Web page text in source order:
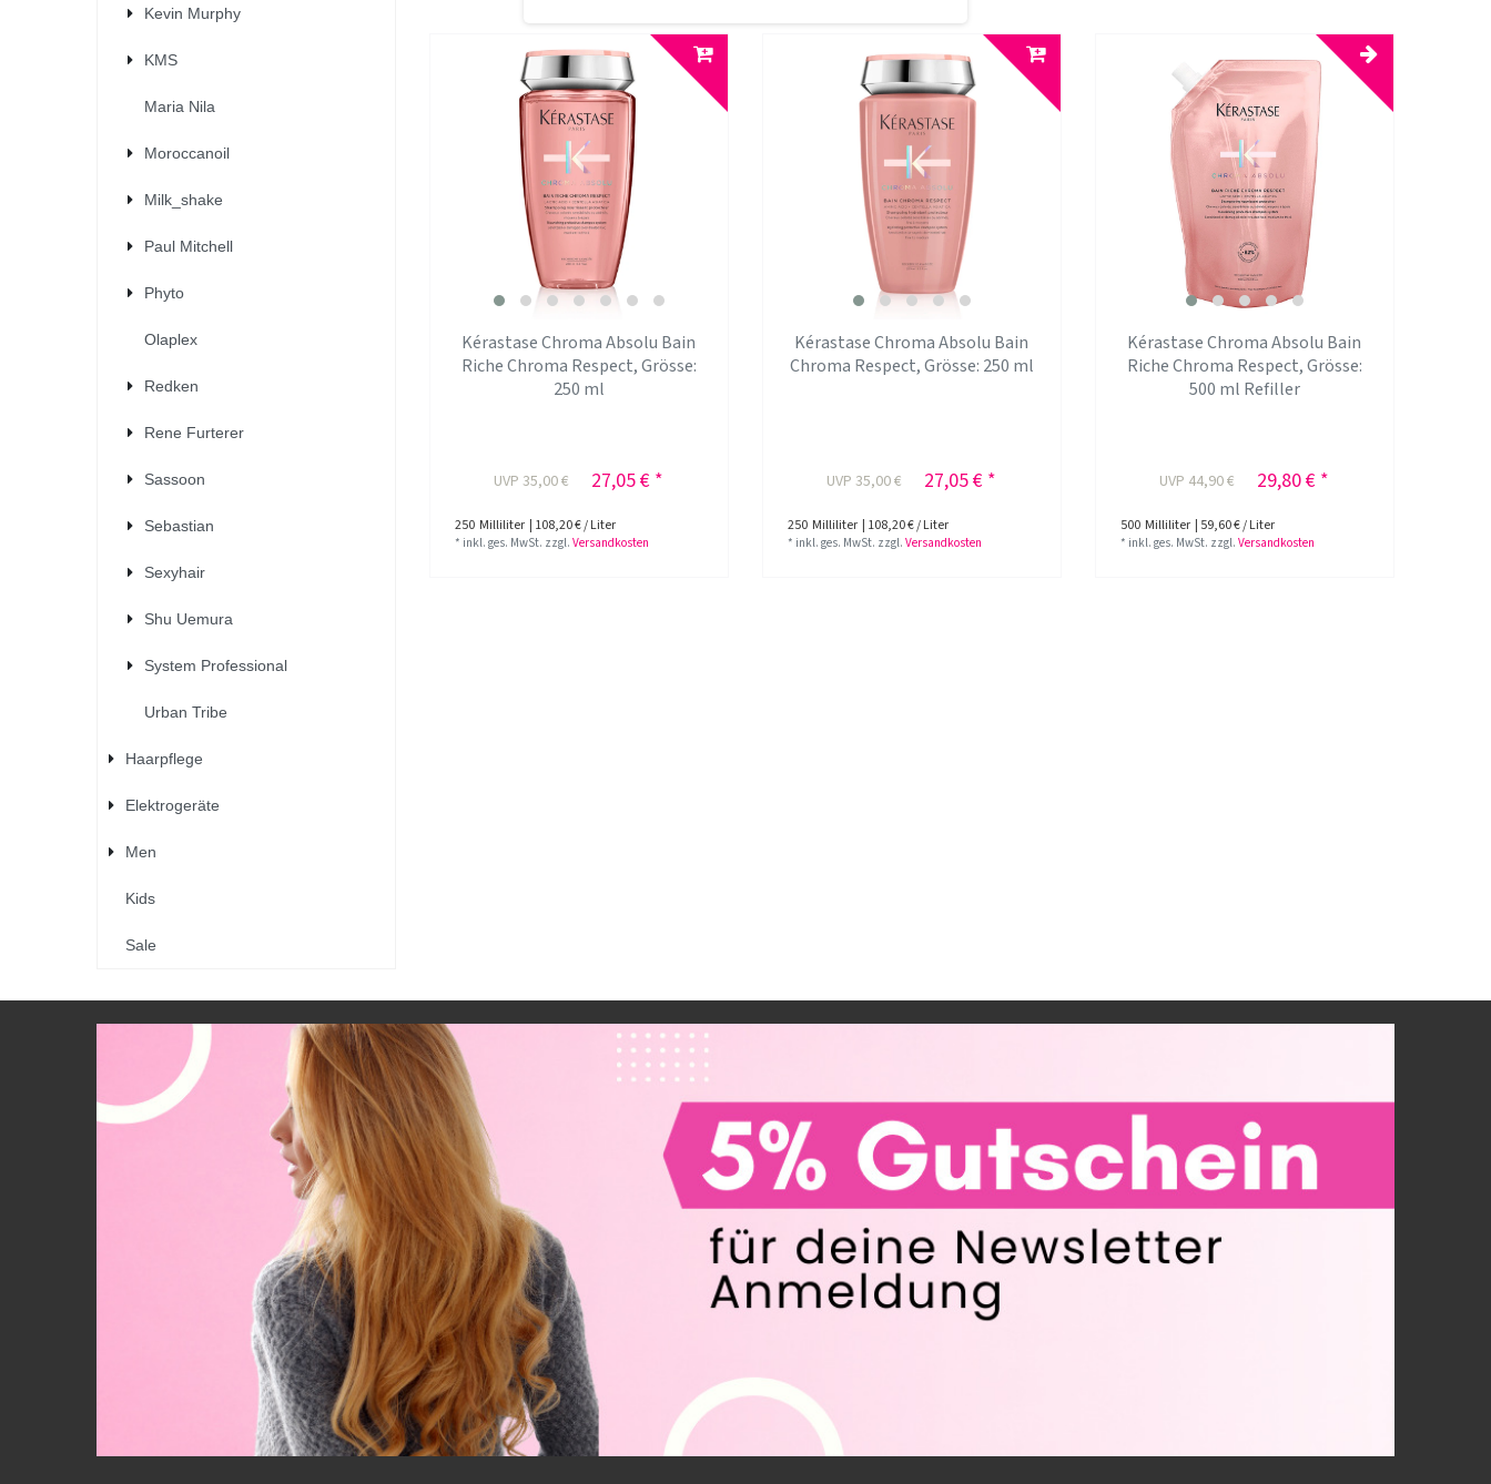
Kevin Murphy
KMS
Maria Nila
Moroccanoil
Milk_shake
Paul Mitchell
Phyto
Olaplex
Redken
Rene Furterer
Sassoon
Sebastian
Sexyhair
Shu Uemura
System Professional
Urban Tribe
Haarpflege
Elektrogeräte
Men
Kids
Sale
Kérastase Chroma Absolu Bain
Riche Chroma Respect, Grösse:
250 ml
UVP 35,00 € 27,05 € *
250 Milliliter | 108,20 € / Liter
* inkl. ges. MwSt. zzgl.Versandkosten
Kérastase Chroma Absolu Bain
Chroma Respect, Grösse: 250 ml
UVP 35,00 € 27,05 € *
250 Milliliter | 108,20 € / Liter
* inkl. ges. MwSt. zzgl.Versandkosten
Kérastase Chroma Absolu Bain
Riche Chroma Respect, Grösse:
500 ml Refiller
UVP 44,90 € 29,80 € *
500 Milliliter | 59,60 € / Liter
* inkl. ges. MwSt. zzgl.Versandkosten